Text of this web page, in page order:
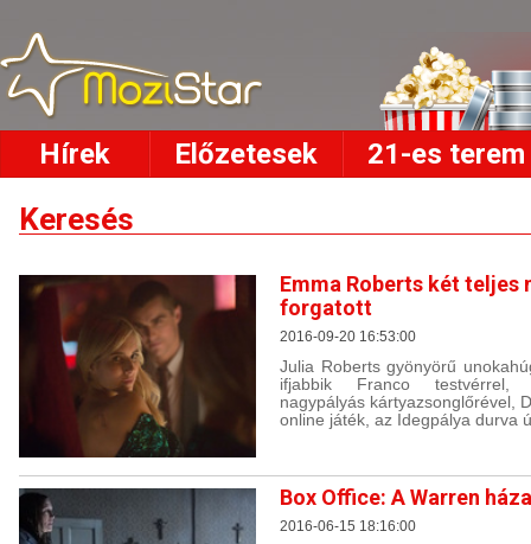
Hírek Előzetesek 21-es terem
Keresés
Emma Roberts két teljes
forgatott
2016-09-20 16:53:00
Julia Roberts gyönyörű
ifjabbik Franco testvérrel,
nagypályás kártyazsonglőrével,
online játék, az Idegpálya durva
Box Office: A Warren
2016-06-15 18:16:00